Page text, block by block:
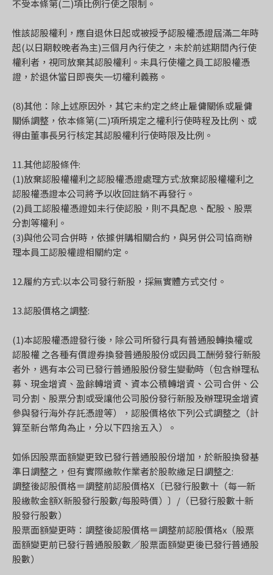
不受本條第(二)項比例行使之限制。
惟該認股權利，應自退休日起或被授予認股權憑證屆滿二年時
起(以日期較晚者為主)三個月內行使之，未於前述期間內行使
權利者，視同放棄其認股權利。未具行使權之員工認股權憑
證，於退休當日即喪失一切權利義務。
(8)其他：除上述原因外，其它未約定之終止雇傭關係或雇傭
關係調整，依本條第(二)項所規定之權利行使時程及比例、或
得由董事長另行核定其認股權利行使時限及比例。
11.其他認股條件:
(1)放棄認股權權利之認股權憑證處理方式:放棄認股權權利之
認股權憑證本公司將予以收回註銷不再發行。
(2)員工認股權憑證如未行使認股，則不具配息、配股、股票
分割等權利。
(3)與他公司合併時，依據併購相關合約，與另併公司協商辦
理本員工認股權證相關約定。
12.履約方式:以本公司發行新股，採無實體方式交付。
13.認股價格之調整:
(1)本認股權憑證發行後，除公司所發行具有普通股轉換權或
認股權 之各種有價證券換發普通股股份或因員工酬勞發行新股
者外，遇有本公司已發行普通股股份發生變動時（包含辦理私
募、現金增資、盈餘轉增資、資本公積轉增資、公司合併、公
司分割、股票分割或受讓他公司股份發行新股及辦理現金增資
參與發行海外存託憑證等），認股價格依下列公式調整之（計
算至新台幣角為止，分以下四捨五入）。
如係因股票面額變更致已發行普通股股份增加，於新股換發基
準日調整之，但有實際繳款作業者於股款繳足日調整之:
調整後認股價格＝調整前認股價格X〔已發行股數十（每一新
股繳款金額X新股發行股數/每股時價）〕/（已發行股數十新
股發行股數）
股票面額變更時：調整後認股價格＝調整前認股價格x（股票
面額變更前已發行普通股股數／股票面額變更後已發行普通股
股數）